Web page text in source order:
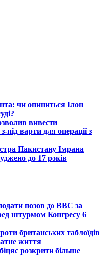
чи опиниться Ілон
вивести
під варти для операції з
Пакистану Імрана
до 17 років
позов до ВВС за
штурмом Конгресу 6
британських таблоїдів
життя
розкрити більше